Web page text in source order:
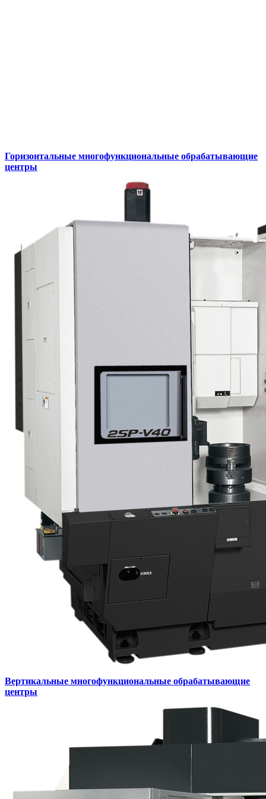
Горизонтальные многофункциональные обрабатывающие
центры
Вертикальные многофункциональные обрабатывающие
центры